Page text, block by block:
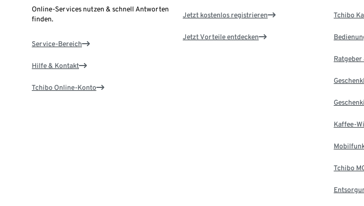
Online-Services nutzen & schnell Antworten
finden.
Service-Bereich
Hilfe & Kontakt
Tchibo Online-Konto
Jetzt kostenlos registrieren
Jetzt Vorteile entdecken
Tchibo
Kaffee-
Tchibo